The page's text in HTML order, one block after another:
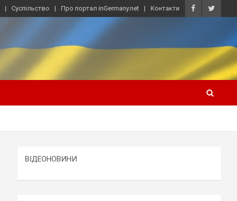
Суспільство Про портал inGermany.net Контакти
ВІДЕОНОВИНИ